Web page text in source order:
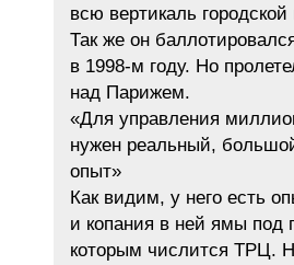
всю вертикаль городской
Так же он
в 1998-м году. Но
над Парижем.
«Для управления
нужен реальный,
опыт»
Как видим, у него есть
и копания в ней ямы под
которым числится ТРЦ.